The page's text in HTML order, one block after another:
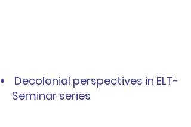
Decolonial perspectives in ELT-
Seminar series